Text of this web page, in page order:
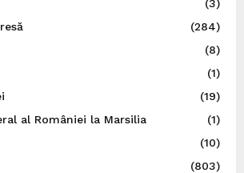
(3)
(284)
(8)
(1)
(19)
al României la Marsilia
(1)
(10)
(803)